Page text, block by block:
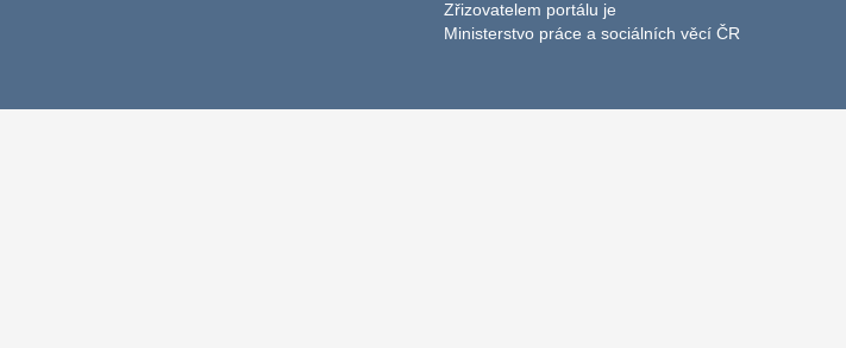
Zřizovatelem portálu je
Ministerstvo práce a sociálních věcí ČR